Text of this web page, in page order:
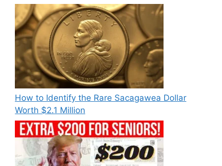
How to Identify the Rare Sacagawea Dollar
Worth $2.1 Million